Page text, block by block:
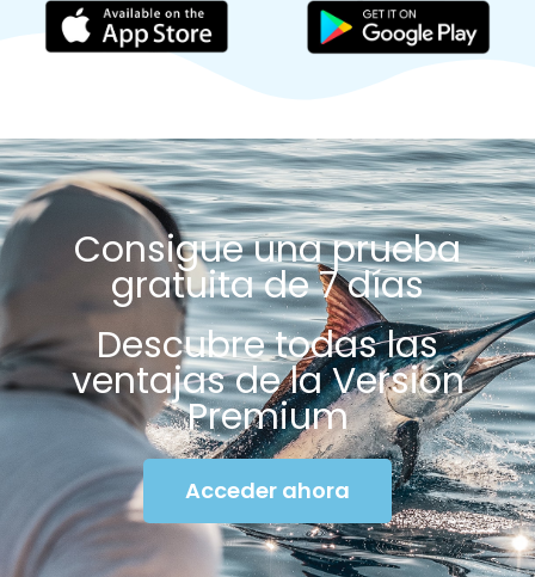
Consigue una prueba
gratuita de 7 días
Descubre todas las
ventajas de la Versión
Premium
Acceder ahora